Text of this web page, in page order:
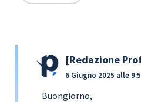
Redazione
6 Giugno 2025 alle
Buongiorno,